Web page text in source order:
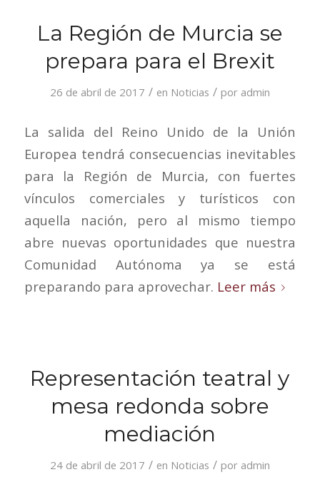
La Región de Murcia se
prepara para el Brexit
26 de abril de 2017 / en Noticias / por admin
La salida del Reino Unido de la Unión
Europea tendrá consecuencias inevitables
para la Región de Murcia, con fuertes
vínculos comerciales y turísticos con
aquella nación, pero al mismo tiempo
abre nuevas oportunidades que nuestra
Comunidad Autónoma ya se está
preparando para aprovechar. Leer más
Representación teatral y
mesa redonda sobre
mediación
24 de abril de 2017 / en Noticias / por admin